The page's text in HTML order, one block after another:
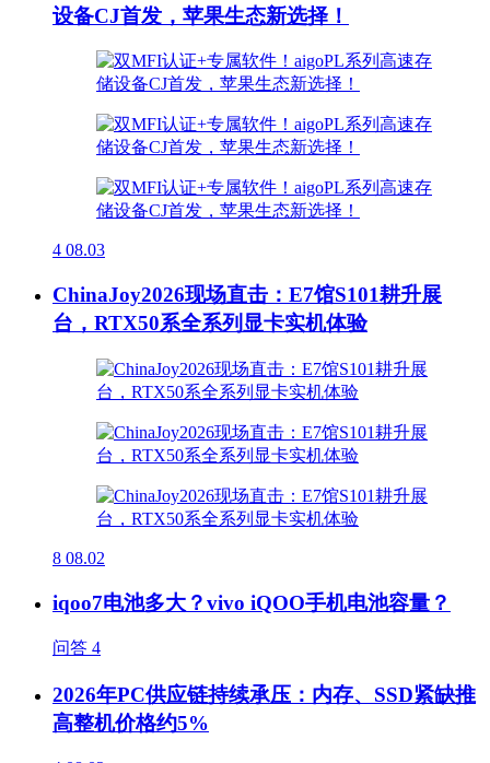
设备CJ首发，苹果生态新选择！
4 08.03
ChinaJoy2026现场直击：E7馆S101耕升展
台，RTX50系全系列显卡实机体验
8 08.02
iqoo7电池多大？vivo iQOO手机电池容量？
问答 4
2026年PC供应链持续承压：内存、SSD紧缺推
高整机价格约5%